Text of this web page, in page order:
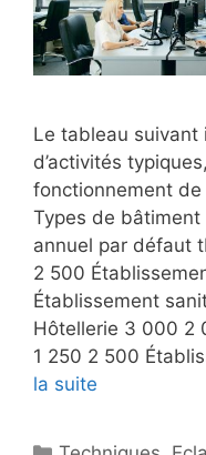
Le tableau suivant
d’activités
fonctionnement de
Types de
annuel par défaut
2 500
Établissement
Hôtellerie 3 000 2
1 250 2 500
la suite
Catégories